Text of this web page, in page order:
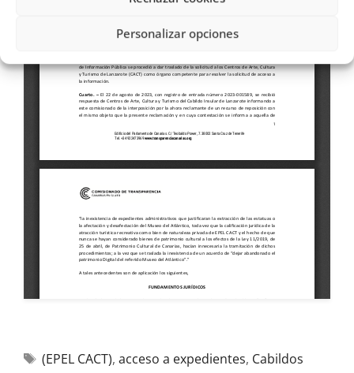
Personalizar opciones
(EPEL CACT), acceso a expedientes, Cabildos